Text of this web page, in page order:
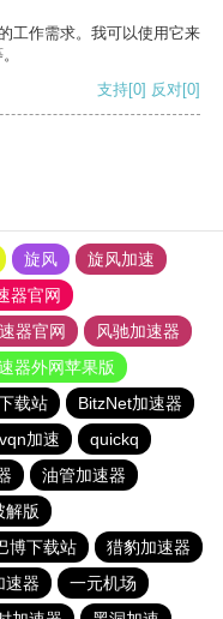
工作需求。我可以使用它来
支持[0] 反对[0]
旋风
旋风加速
器官网
器官网
风驰加速器
器外网苹果版
载站
BitzNet加速器
加速
quickq
油管加速器
解版
博下载站
猎豹加速器
速器
一元机场